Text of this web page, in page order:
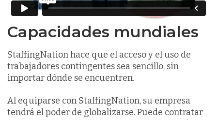
Capacidades mundiales
StaffingNation hace que el acceso y el uso de
trabajadores contingentes sea sencillo, sin
importar dónde se encuentren.
Al equiparse con StaffingNation, su empresa
tendrá el poder de globalizarse. Puede contratar